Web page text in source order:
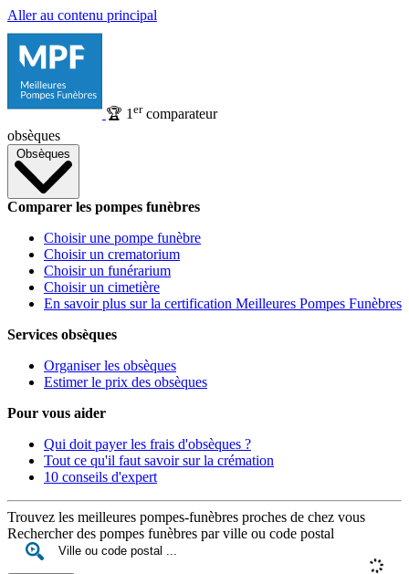
Aller au contenu principal
🏆 1 ercomparateur
obsèques
Obsèques
Comparer les pompes funèbres
Choisir une pompe funèbre
Choisir un crematorium
Choisir un funérarium
Choisir un cimetière
En savoir plus sur la certification Meilleures Pompes Funèbres
Services obsèques
Organiser les obsèques
Estimer le prix des obsèques
Pour vous aider
Qui doit payer les frais d'obsèques ?
Tout ce qu'il faut savoir sur la crémation
10 conseils d'expert
Trouvez les meilleures pompes-funèbres proches de chez vous
Rechercher des pompes funèbres par ville ou code postal